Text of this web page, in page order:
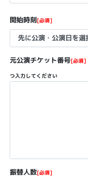
開始時刻[必須]
元公演チケット番号[必須]
つ入力してください
振替人数[必須]